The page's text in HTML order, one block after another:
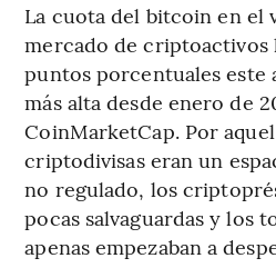
La cuota del bitcoin en el
mercado de criptoactivos
puntos porcentuales este
más alta desde enero de
CoinMarketCap. Por
criptodivisas eran un
no regulado, los
pocas salvaguardas y los
apenas empezaban a